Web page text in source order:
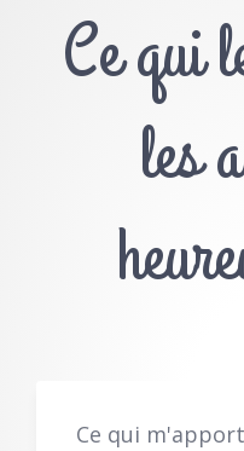
Ce qui
les
Ce qui